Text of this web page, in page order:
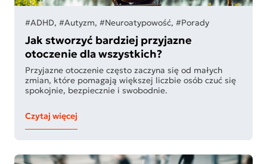
#ADHD, #Autyzm, #Neuroatypowość, #Porady
Jak stworzyć bardziej przyjazne
otoczenie dla wszystkich?
Przyjazne otoczenie często zaczyna się od małych
zmian, które pomagają większej liczbie osób czuć się
spokojnie, bezpiecznie i swobodnie.
Czytaj więcej